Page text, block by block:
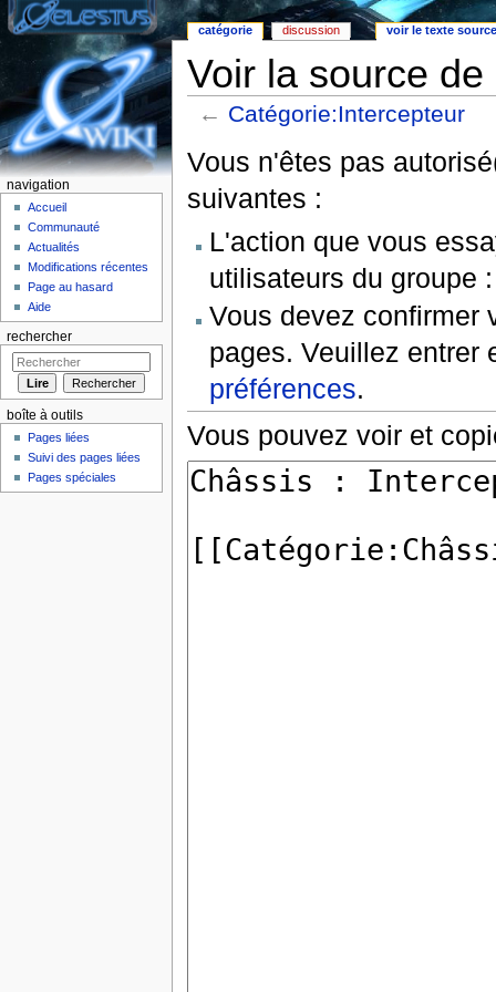
Voir la source
← Catégorie:Intercepteur
Vous n'êtes pas
suivantes :
L'action que vous
utilisateurs du groupe
Vous devez confirmer
pages. Veuillez entrer
préférences.
Vous pouvez voir et
catégorie discussion voir le texte source
navigation
Accueil
Communauté
Actualités
Modifications récentes
Page au hasard
Aide
rechercher
boîte à outils
Pages liées
Suivi des pages liées
Pages spéciales